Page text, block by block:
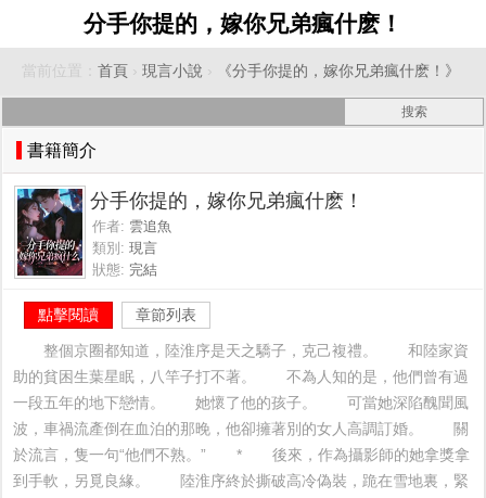
分手你提的，嫁你兄弟瘋什麽！
當前位置： 首頁 › 現言小說 › 《分手你提的，嫁你兄弟瘋什麽！》
書籍簡介
分手你提的，嫁你兄弟瘋什麽！
作者: 雲追魚
類別: 現言
狀態: 完結
點擊閱讀 章節列表
整個京圈都知道，陸淮序是天之驕子，克己複禮。　　和陸家資
助的貧困生葉星眠，八竿子打不著。　　不為人知的是，他們曾有過
一段五年的地下戀情。　　她懷了他的孩子。　　可當她深陷醜聞風
波，車禍流產倒在血泊的那晚，他卻擁著別的女人高調訂婚。　　關
於流言，隻一句“他們不熟。”　　*　　後來，作為攝影師的她拿獎拿
到手軟，另覓良緣。　　陸淮序終於撕破高冷偽裝，跪在雪地裏，緊